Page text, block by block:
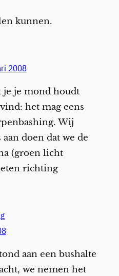
kunnen.
2008
je je mond houdt
het mag eens
Wij
doen dat we de
(groen licht
richting
aan een bushalte
we nemen het